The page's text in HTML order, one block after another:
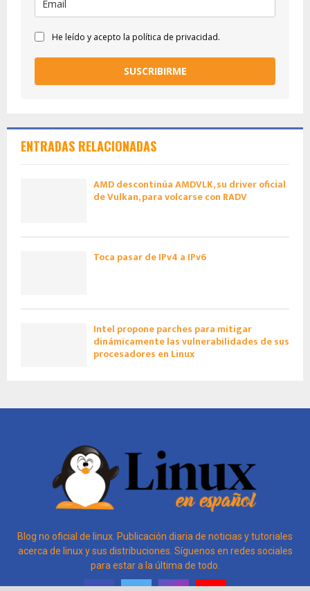
He leído y acepto la política de privacidad.
SUSCRIBIRME
ENTRADAS RELACIONADAS
AMD descontinúa AMDVLK, su driver oficial
de Vulkan, para volcarse con RADV
Toca pasar de IPv4 a IPv6
Intel propone parches para mitigar
dinámicamente las vulnerabilidades de sus
procesadores en Linux
Blog no oficial de linux. Publicación diaria de noticias y tutoriales
acerca de linux y sus distribuciones. Síguenos en redes sociales
para estar a la última de todo.